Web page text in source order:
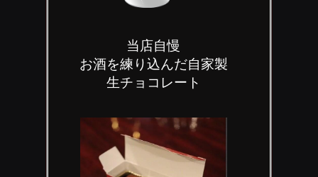
当店自慢
お酒を練り込んだ自家製
生チョコレート